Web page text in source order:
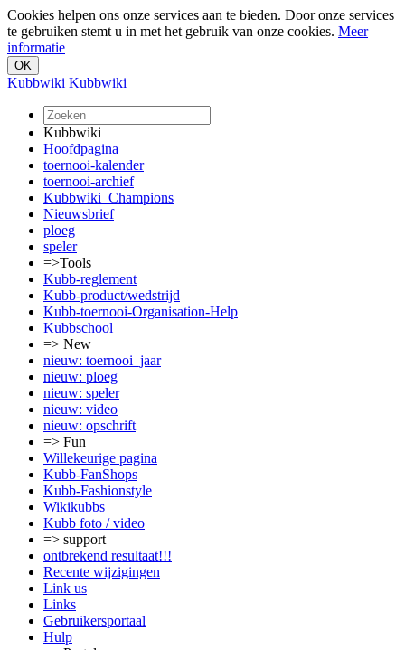
Cookies helpen ons onze services aan te bieden. Door onze services
te gebruiken stemt u in met het gebruik van onze cookies. Meer
informatie
Kubbwiki Kubbwiki
Kubbwiki
Hoofdpagina
toernooi-kalender
toernooi-archief
Kubbwiki_Champions
Nieuwsbrief
ploeg
speler
=>Tools
Kubb-reglement
Kubb-product/wedstrijd
Kubb-toernooi-Organisation-Help
Kubbschool
=> New
nieuw: toernooi_jaar
nieuw: ploeg
nieuw: speler
nieuw: video
nieuw: opschrift
=> Fun
Willekeurige pagina
Kubb-FanShops
Kubb-Fashionstyle
Wikikubbs
Kubb foto / video
=> support
ontbrekend resultaat!!!
Recente wijzigingen
Link us
Links
Gebruikersportaal
Hulp